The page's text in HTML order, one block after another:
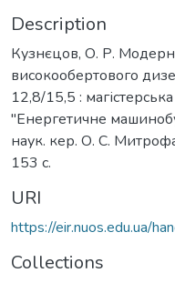
Description
Кузнєцов, О. Р.
високообертового
12,8/15,5 :
''Енергетичне
наук. кер. О. С.
153 с.
URI
https://eir.nuos.edu.ua/
Collections